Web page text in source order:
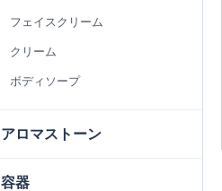
フェイスクリーム
クリーム
ボディソープ
アロマストーン
容器